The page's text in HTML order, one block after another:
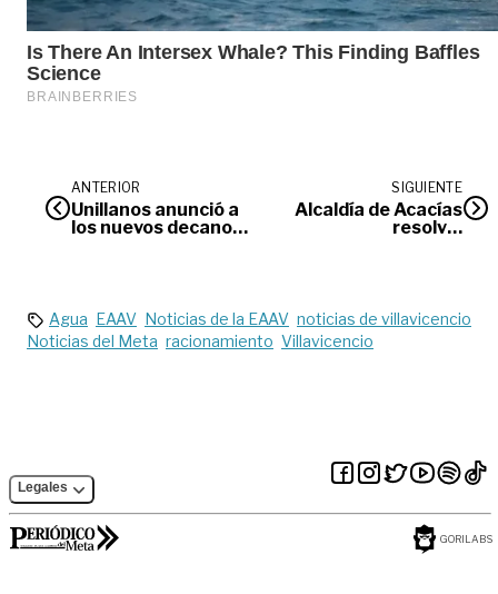
ANTERIOR
Unillanos anunció a
los nuevos decanos,
SIGUIENTE
Alcaldía de Acacías
resolvió
Agua EAAV Noticias de la EAAV noticias de villavicencio
Noticias del Meta racionamiento Villavicencio
Legales
GORILABS